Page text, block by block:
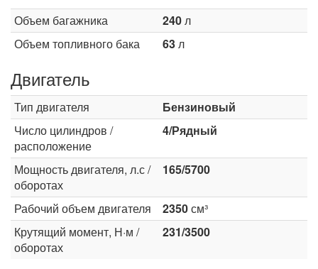
Объем багажника 240л
Объем топливного бака
63л
Двигатель
Тип двигателя
Бензиновый
Число цилиндров /
расположение
4/Рядный
Мощность двигателя, л.с /
оборотах
165/5700
Рабочий объем двигателя 2350см³
Крутящий момент, Н·м /
оборотах
231/3500